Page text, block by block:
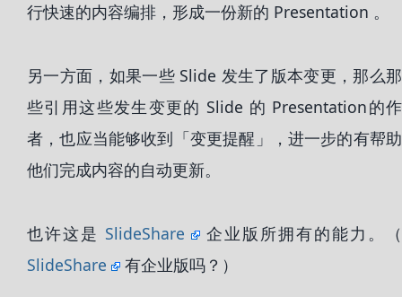
行快速的内容编排，形成一份新的 Presentation 。
另一方面，如果一些 Slide 发生了版本变更，那么那
些引用这些发生变更的 Slide 的 Presentation的作
者，也应当能够收到「变更提醒」，进一步的有帮助
他们完成内容的自动更新。
也许这是 SlideShare
企业版所拥有的能力。（
SlideShare
有企业版吗？）